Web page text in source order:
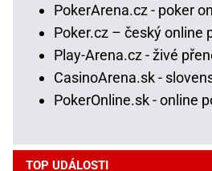
PokerArena.cz - poker
Poker.cz – český online
Play-Arena.cz - živé
CasinoArena.sk -
PokerOnline.sk - online
TOP UDÁLOSTI